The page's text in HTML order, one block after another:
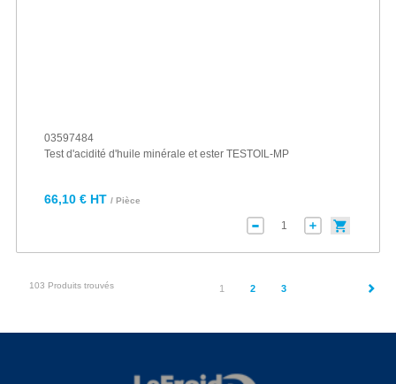
03597484
Test d'acidité d'huile minérale et ester TESTOIL-MP
66,10 € HT / Pièce
103 Produits trouvés 1 (current)
2 3